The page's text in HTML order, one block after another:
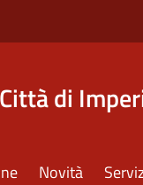
Città di
Novità